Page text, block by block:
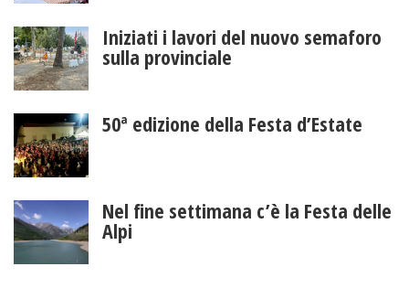
Iniziati i lavori del nuovo semaforo
sulla provinciale
50ª edizione della Festa d’Estate
Nel fine settimana c’è la Festa delle
Alpi